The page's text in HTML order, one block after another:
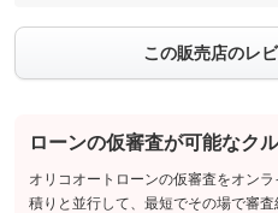
この販売店のレ
ローンの仮審査が可能なクル
オリコオートローンの仮審査をオン
積りと並行して、最短でその場で審